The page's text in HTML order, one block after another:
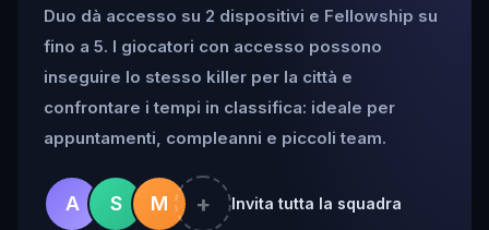
Duo dà accesso su 2 dispositivi e Fellowship su
fino a 5. I giocatori con accesso possono
inseguire lo stesso killer per la città e
confrontare i tempi in classifica: ideale per
appuntamenti, compleanni e piccoli team.
A S M + Invita tutta la squadra